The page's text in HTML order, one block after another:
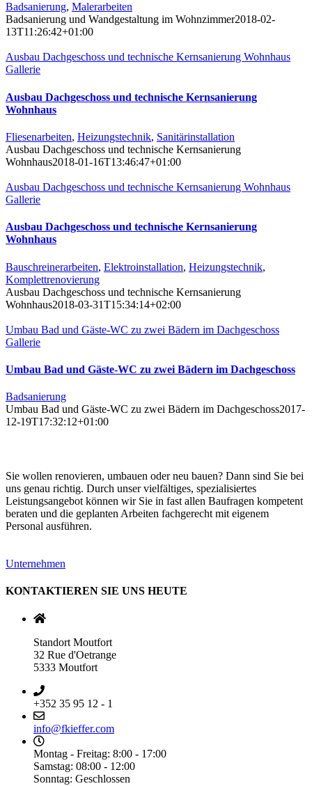
Badsanierung, Malerarbeiten
Badsanierung und Wandgestaltung im Wohnzimmer2018-02-
13T11:26:42+01:00
Ausbau Dachgeschoss und technische Kernsanierung Wohnhaus
Gallerie
Ausbau Dachgeschoss und technische Kernsanierung
Wohnhaus
Fliesenarbeiten, Heizungstechnik, Sanitärinstallation
Ausbau Dachgeschoss und technische Kernsanierung
Wohnhaus2018-01-16T13:46:47+01:00
Ausbau Dachgeschoss und technische Kernsanierung Wohnhaus
Gallerie
Ausbau Dachgeschoss und technische Kernsanierung
Wohnhaus
Bauschreinerarbeiten, Elektroinstallation, Heizungstechnik,
Komplettrenovierung
Ausbau Dachgeschoss und technische Kernsanierung
Wohnhaus2018-03-31T15:34:14+02:00
Umbau Bad und Gäste-WC zu zwei Bädern im Dachgeschoss
Gallerie
Umbau Bad und Gäste-WC zu zwei Bädern im Dachgeschoss
Badsanierung
Umbau Bad und Gäste-WC zu zwei Bädern im Dachgeschoss2017-
12-19T17:32:12+01:00
Sie wollen renovieren, umbauen oder neu bauen? Dann sind Sie bei
uns genau richtig. Durch unser vielfältiges, spezialisiertes
Leistungsangebot können wir Sie in fast allen Baufragen kompetent
beraten und die geplanten Arbeiten fachgerecht mit eigenem
Personal ausführen.
Unternehmen
KONTAKTIEREN SIE UNS HEUTE
Standort Moutfort
32 Rue d'Oetrange
5333 Moutfort
+352 35 95 12 - 1
info@fkieffer.com
Montag - Freitag: 8:00 - 17:00
Samstag: 08:00 - 12:00
Sonntag: Geschlossen